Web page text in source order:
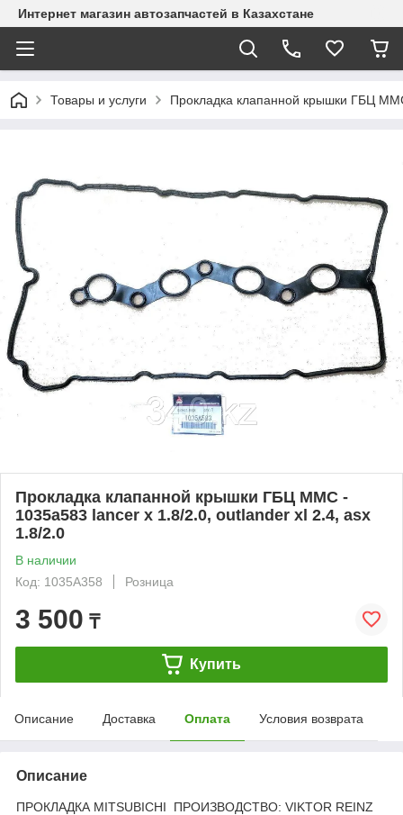
Интернет магазин автозапчастей в Казахстане
Товары и услуги Прокладка клапанной крышки ГБЦ
Прокладка клапанной крышки ГБЦ MMC -
1035a583 lancer x 1.8/2.0, outlander xl 2.4, asx
1.8/2.0
В наличии
Код: 1035A358
Розница
3 500 ₸
Купить
Описание Доставка Оплата Условия возврата
Описание
ПРОКЛАДКА MITSUBICHI ПРОИЗВОДСТВО: VIKTOR REINZ